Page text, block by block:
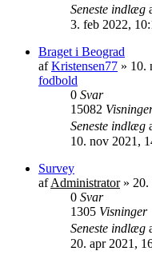
Seneste indlæg
3. feb 2022,
Braget i Beograd
afKristensen77 » 10.
fodbold
0 Svar
15082
Seneste indlæg
10. nov 2021,
Survey
afAdministrator» 20.
0 Svar
1305 Visninger
Seneste indlæg
20. apr 2021,